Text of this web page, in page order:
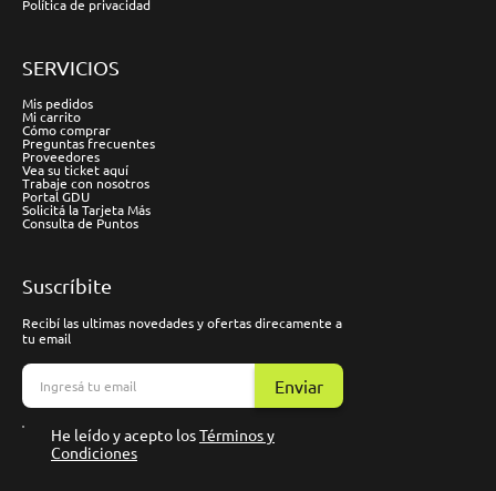
Política de privacidad
SERVICIOS
Mis pedidos
Mi carrito
Cómo comprar
Preguntas frecuentes
Proveedores
Vea su ticket aquí
Trabaje con nosotros
Portal GDU
Solicitá la Tarjeta Más
Consulta de Puntos
Suscríbite
Recibí las ultimas novedades y ofertas direcamente a
tu email
Enviar
He leído y acepto losTérminos y
Condiciones